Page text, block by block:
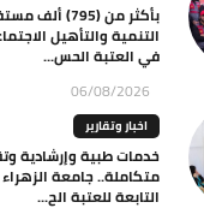
بأكثر من (795)
التنمية والتأهيل
في العتبة الحس...
06/08/2026
اخبار وتقارير
خدمات طبية وإرشادية
متكاملة.. جامعة الزهراء
التابعة للعتبة الح...